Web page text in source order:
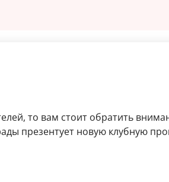
то вам стоит обратить
презентует новую клубную